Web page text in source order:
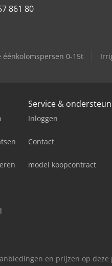
861 80
éénkolomspersen 0-15t
Service &
Inloggen
Contact
model koopcontract
en prijzen op